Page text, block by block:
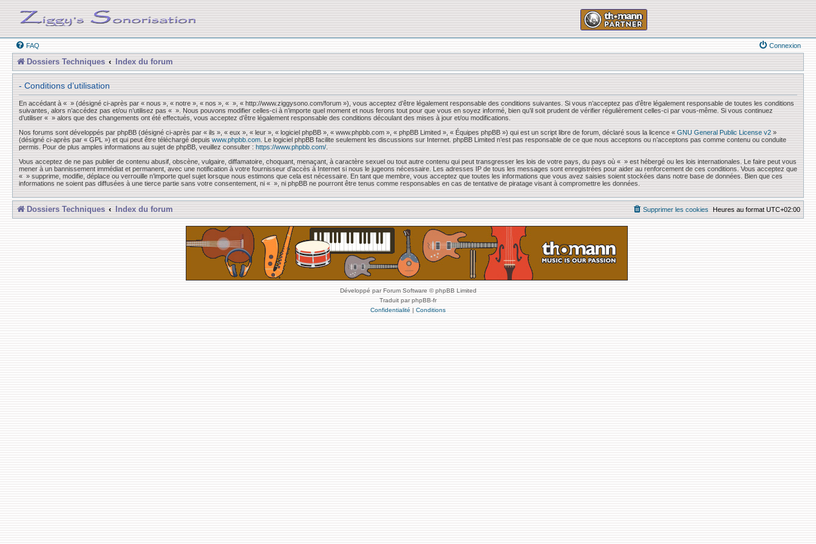
FAQ Connexion
Dossiers Techniques Index du forum
- Conditions d’utilisation
En accédant à « » (désigné ci-après par « nous », « notre », « nos », « », « http://www.ziggysono.com/forum »), vous acceptez d’être légalement responsable des conditions suivantes. Si vous n’acceptez pas d’être légalement responsable de toutes les conditions
suivantes, alors n’accédez pas et/ou n’utilisez pas « ». Nous pouvons modifier celles-ci à n’importe quel moment et nous ferons tout pour que vous en soyez informé, bien qu’il soit prudent de vérifier régulièrement celles-ci par vous-même. Si vous continuez
d’utiliser « » alors que des changements ont été effectués, vous acceptez d’être légalement responsable des conditions découlant des mises à jour et/ou modifications.
Nos forums sont développés par phpBB (désigné ci-après par « ils », « eux », « leur », « logiciel phpBB », « www.phpbb.com », « phpBB Limited », « Équipes phpBB ») qui est un script libre de forum, déclaré sous la licence « GNU General Public License v2 »
(désigné ci-après par « GPL ») et qui peut être téléchargé depuis www.phpbb.com . Le logiciel phpBB facilite seulement les discussions sur Internet. phpBB Limited n’est pas responsable de ce que nous acceptons ou n’acceptons pas comme contenu ou conduite
permis. Pour de plus amples informations au sujet de phpBB, veuillez consulter : https://www.phpbb.com/
Vous acceptez de ne pas publier de contenu abusif, obscène, vulgaire, diffamatoire, choquant, menaçant, à caractère sexuel ou tout autre contenu qui peut transgresser les lois de votre pays, du pays où « » est hébergé ou les lois internationales. Le faire peut vous
mener à un bannissement immédiat et permanent, avec une notification à votre fournisseur d’accès à Internet si nous le jugeons nécessaire. Les adresses IP de tous les messages sont enregistrées pour aider au renforcement de ces conditions. Vous acceptez que
« » supprime, modifie, déplace ou verrouille n’importe quel sujet lorsque nous estimons que cela est nécessaire. En tant que membre, vous acceptez que toutes les informations que vous avez saisies soient stockées dans notre base de données. Bien que ces
informations ne soient pas diffusées à une tierce partie sans votre consentement, ni « », ni phpBB ne pourront être tenus comme responsables en cas de tentative de piratage visant à compromettre les données.
Dossiers Techniques Index du forum Heures au format UTC+02:00
Supprimer les cookies
Développé par Forum Software © phpBB Limited
Traduit par phpBB-fr
Confidentialité | Conditions